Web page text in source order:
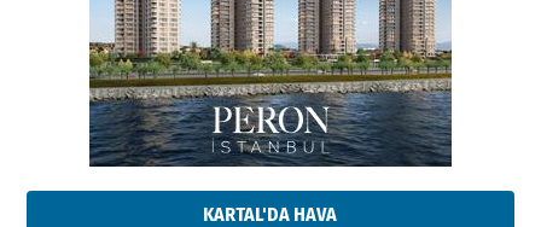
KARTAL'DA HAVA